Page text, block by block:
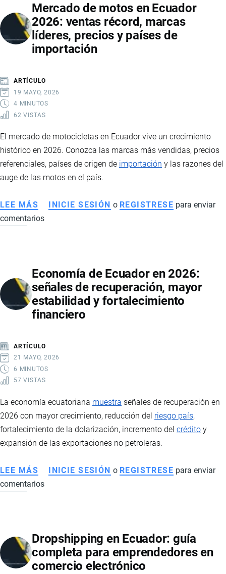
ECUADOR
2026:
CAÍDA
DE
EN
PRODUCTORES
E
Mercado de motos en Ecuador
2026: ventas récord, marcas
líderes, precios y países de
importación
ARTÍCULO
19 MAYO, 2026
4 MINUTOS
62 VISTAS
El mercado de motocicletas en Ecuador vive un crecimiento
histórico en 2026. Conozca las marcas más vendidas, precios
referenciales, países de origen de importación y las razones del
auge de las motos en el país.
LEE MÁS SOBRE
MERCADO
ECUADOR
2026:
VENTAS
RÉCORD,
PRECIOS
Y
PAÍSES
IMPORTACIÓN
INICIE SESIÓN o REGISTRESE para enviar
comentarios
Economía de Ecuador en 2026:
señales de recuperación, mayor
estabilidad y fortalecimiento
financiero
ARTÍCULO
21 MAYO, 2026
6 MINUTOS
57 VISTAS
La economía ecuatoriana muestra señales de recuperación en
2026 con mayor crecimiento, reducción del riesgo país,
fortalecimiento de la dolarización, incremento del crédito y
expansión de las exportaciones no petroleras.
LEE MÁS SOBRE
ECONOMÍA
2026:
SEÑALES
DE
INICIE SESIÓN o REGISTRESE para enviar
comentarios
Dropshipping en Ecuador: guía
completa para emprendedores en
comercio electrónico